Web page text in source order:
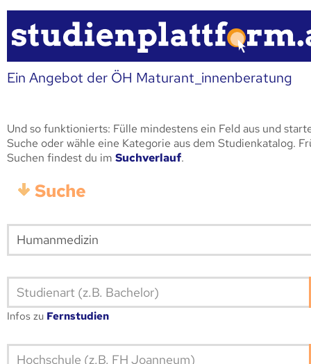
Ein Angebot der ÖH Maturant_innenberatung
Und so funktionierts: Fülle mindestens ein Feld aus und
Suche oder wähle eine Kategorie aus dem Studienkatalog.
Suchen findest du im Suchverlauf.
Suche
Studienart (z.B. Bachelor)
Infos zu Fernstudien
Hoch­schule (z.B. FH Joanneum)